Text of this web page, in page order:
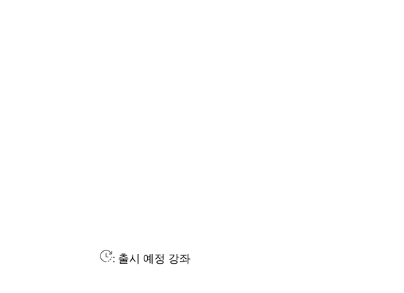
: 출시 예정 강좌